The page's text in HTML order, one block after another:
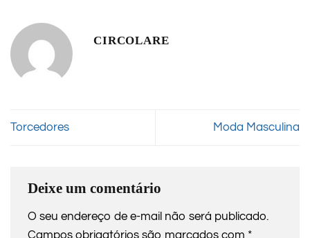
CIRCOLARE
Torcedores Moda Masculina
Deixe um comentário
O seu endereço de e-mail não será publicado.
Campos obrigatórios são marcados com *